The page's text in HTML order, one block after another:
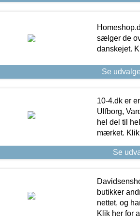
sælger de
danskejet.
Se
10-4.dk er
Ulfborg,
hel del til
mærket. Klik
Se
butikker
nettet, og
Klik her for